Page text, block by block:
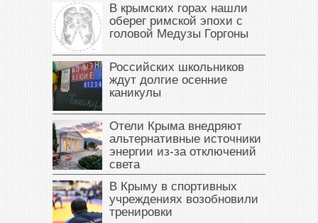
В крымских горах нашли
оберег римской эпохи с
головой Медузы Горгоны
Российских школьников
ждут долгие осенние
каникулы
Отели Крыма внедряют
альтернативные источники
энергии из-за отключений
света
В Крыму в спортивных
учреждениях возобновили
тренировки